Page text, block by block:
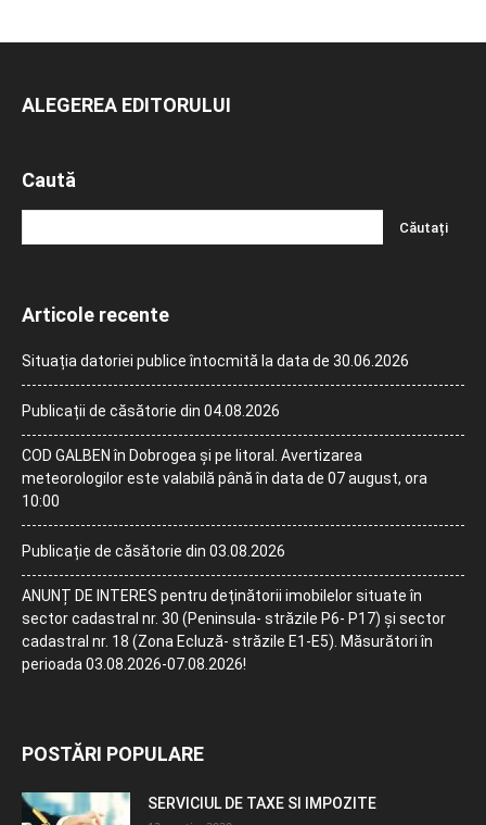
ALEGEREA EDITORULUI
Caută
Articole recente
Situația datoriei publice întocmită la data de 30.06.2026
Publicații de căsătorie din 04.08.2026
COD GALBEN în Dobrogea și pe litoral. Avertizarea
meteorologilor este valabilă până în data de 07 august, ora
10:00
Publicație de căsătorie din 03.08.2026
ANUNȚ DE INTERES pentru deținătorii imobilelor situate în
sector cadastral nr. 30 (Peninsula- străzile P6- P17) și sector
cadastral nr. 18 (Zona Ecluză- străzile E1-E5). Măsurători în
perioada 03.08.2026-07.08.2026!
POSTĂRI POPULARE
SERVICIUL DE TAXE SI IMPOZITE